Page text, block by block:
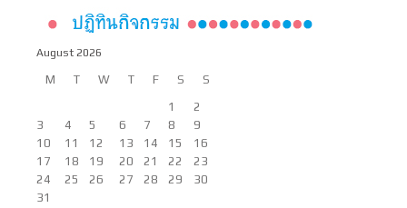
August 2026
M T W T F S S
1
2
3
4 5 6 7 8
9
10
11 12 13 14 15
16
17
18 19 20 21 22
23
24
25 26 27 28 29
30
31